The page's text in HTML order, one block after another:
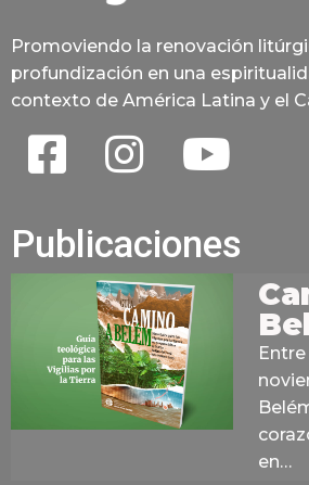
Promoviendo la renovación
profundización en una
contexto de América Latina y el
Publicaciones
Entre
en…